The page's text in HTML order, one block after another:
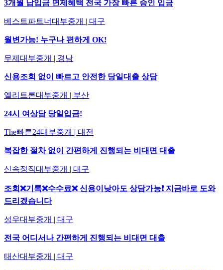
3개월 납입금 면제혜택 전국 가장 빠른 승인 입금
베스트파트너대부중개 | 대구
월변가능! 누구나 편하게 OK!
무제대부중개 | 경남
신용조회 없이 빠르고 안전한 당일대출 상담
엘리트론대부중개 | 부산
24시 여상담 당일입금!
The빠른24대부중개 | 대전
복잡한 절차 없이 간편하게 진행되는 비대면 대출
신속정직대부중개 | 대구
조회❌기록❌수수료❌ 신용이낮아도 상담가능❗ 지금바로 도와
드리겠습니다
성우대부중개 | 대구
전국 어디서나 간편하게 진행되는 비대면 대출
태산대부중개 | 대구